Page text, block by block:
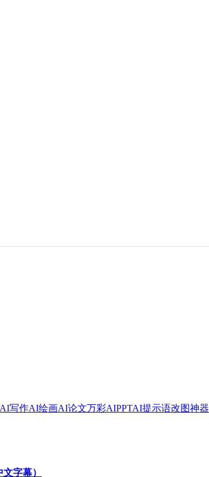
写作AI绘画AI论文万彩AIPPTAI提示语改图神器
字幕）